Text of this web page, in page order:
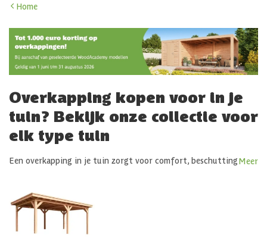
Home
Overkapping kopen voor in je
tuin? Bekijk onze collectie voor
elk type tuin
Een overkapping in je tuin zorgt voor comfort, beschutting
aan je woning, bij Azalp koop je een overkapping die past bij
jouw buitenruimte én jouw wensen. Dankzij ons ruime
aanbod in o.a. houten overkappingen en aluminium
overkappingen weten we zeker dat er een
Meer